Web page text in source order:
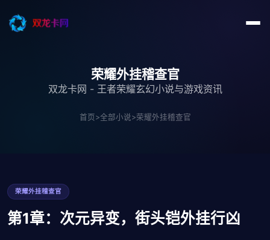
荣耀外挂稽查官
双龙卡网 - 王者荣耀玄幻小说与游戏资讯
首页>全部小说>荣耀外挂稽查官
荣耀外挂稽查官
第1章：次元异变，街头铠外挂行凶